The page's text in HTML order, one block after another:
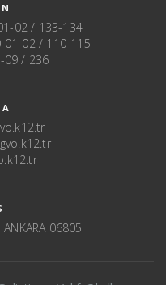
02 / 133-134
01-02 / 110-115
09 / 236
06805